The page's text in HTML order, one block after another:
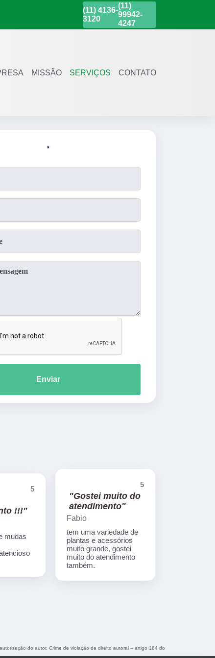
(11) 4136-
3120
(11)
99942-
4247
MISSÃO SERVIÇOS CONTATO
.
Enviar
5
!!!"
mudas
5
"Gostei muito do
atendimento"
Fabio
tem uma variedade de
plantas e acessórios
muito grande, gostei
muito do atendimento
também.
do autor. Crime de violação de direito autoral – artigo 184 do